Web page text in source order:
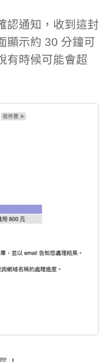
認通知，收到這封
顯示約 30 分鐘可
有時候可能會超